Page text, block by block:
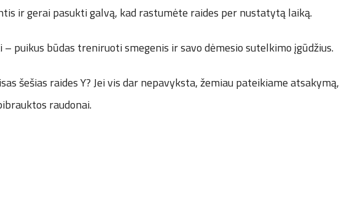
ir gerai pasukti galvą, kad rastumėte raides per nustatytą laiką.
puikus būdas treniruoti smegenis ir savo dėmesio sutelkimo įgūdžius.
šešias raides Y? Jei vis dar nepavyksta, žemiau pateikiame atsakymą,
raudonai.